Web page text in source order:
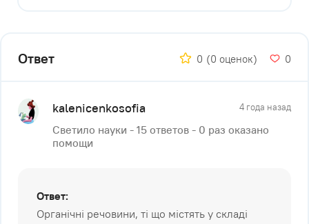
Ответ 0 (0 оценок) 0
kalenicenkosofia 4 года назад
Светило науки - 15 ответов - 0 раз оказано
помощи
Ответ:
Органічні речовини, ті що містять у складі